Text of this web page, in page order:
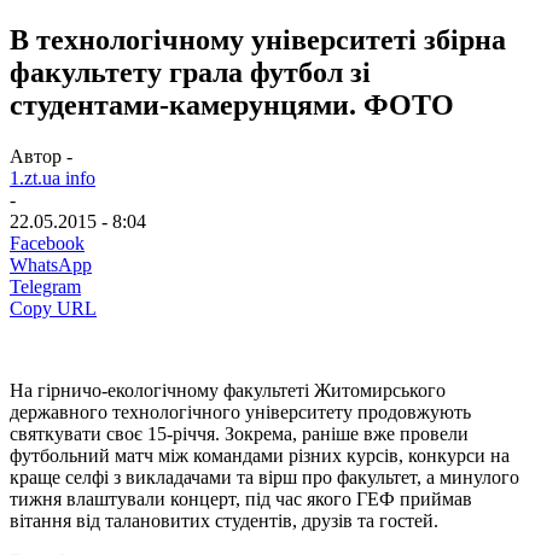
В технологічному університеті збірна
факультету грала футбол зі
студентами-камерунцями. ФОТО
Автор -
1.zt.ua info
-
22.05.2015 - 8:04
Facebook
WhatsApp
Telegram
Copy URL
На гірничо-екологічному факультеті Житомирського
державного технологічного університету продовжують
святкувати своє 15-річчя. Зокрема, раніше вже провели
футбольний матч між командами різних курсів, конкурси на
краще селфі з викладачами та вірш про факультет, а минулого
тижня влаштували концерт, під час якого ГЕФ приймав
вітання від талановитих студентів, друзів та гостей.